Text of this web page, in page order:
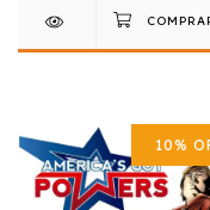
10%